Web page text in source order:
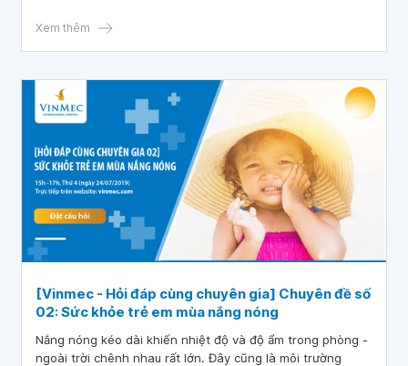
Xem thêm
[Vinmec - Hỏi đáp cùng chuyên gia] Chuyên đề số
02: Sức khỏe trẻ em mùa nắng nóng
Nắng nóng kéo dài khiến nhiệt độ và độ ẩm trong phòng -
ngoài trời chênh nhau rất lớn. Đây cũng là môi trường